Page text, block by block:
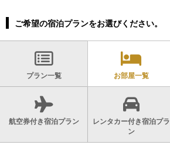
ご希望の宿泊プランをお選びください。
プラン一覧 お部屋一覧
航空券付き宿泊プラン
レンタカー付き宿泊プラ
ン